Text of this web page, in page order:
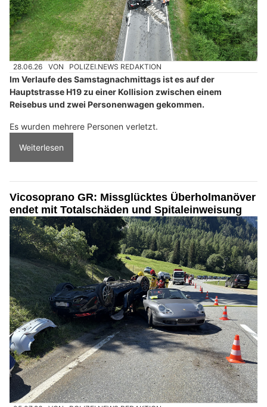
28.06.26 VON POLIZEI.NEWS REDAKTION
Im Verlaufe des Samstagnachmittags ist es auf der
Hauptstrasse H19 zu einer Kollision zwischen einem
Reisebus und zwei Personenwagen gekommen.
Es wurden mehrere Personen verletzt.
Weiterlesen
Vicosoprano GR: Missglücktes Überholmanöver
endet mit Totalschäden und Spitaleinweisung